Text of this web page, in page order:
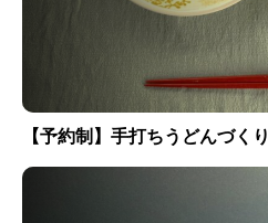
【予約制】手打ちうどんづくり